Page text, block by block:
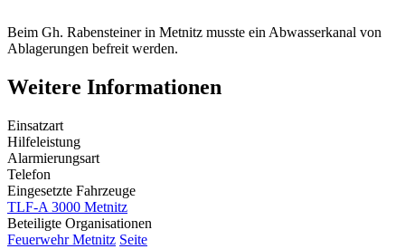
Beim Gh. Rabensteiner in Metnitz musste ein Abwasserkanal von
Ablagerungen befreit werden.
Weitere Informationen
Einsatzart
Hilfeleistung
Alarmierungsart
Telefon
Eingesetzte Fahrzeuge
TLF-A 3000 Metnitz
Beteiligte Organisationen
Feuerwehr Metnitz Seite